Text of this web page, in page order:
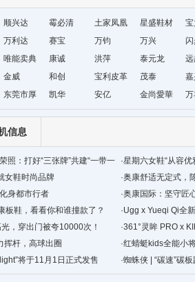
顺兴达 霉必清
土家凤凰
十字绣鞋
垫厂
星盛鞋材
万利达 赛宝 万钧 万兴
唯能卖典 康诚 洪萍 泰元龙
金威 和创 宝利皮革 茂泰
东莞市厚
街天逸皮
革
凯华 安亿 金尚愛華
信息
照：打好“三张牌”共建“一带一
·星期六女鞋“从容
女鞋时尚品牌 ·奥康舒适无定式，
身都市行者 ·奥康国际：坚守匠
景
板鞋，看看你和谁撞款了？ ·Ugg x Yueqi Qi全
，穿出门被夸10000次！ ·361°灵眸 PRO x
跑鞋
挥杆，高球出圈 ·红蜻蜓kids全能小
将于11月1日正式发售 ·蜘蛛侠 | “碳速”碳